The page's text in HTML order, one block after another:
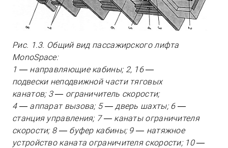
Рис. 1.3. Общий вид пассажирского лифта
MonoSpace:
1 — направляющие кабины; 2, 16 —
подвески неподвижной части тяговых
канатов; 3 — ограничитель скорости;
4 — аппарат вызова; 5 — дверь шахты; 6 —
станция управления; 7 — канаты ограничителя
скорости; 8 — буфер кабины; 9 — натяжное
устройство каната ограничителя скорости; 10 —